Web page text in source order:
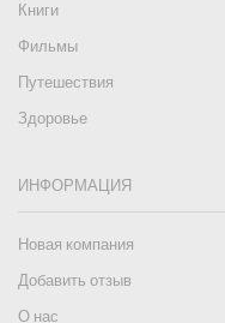
Книги
Фильмы
Путешествия
Здоровье
ИНФОРМАЦИЯ
Новая компания
Добавить отзыв
О нас